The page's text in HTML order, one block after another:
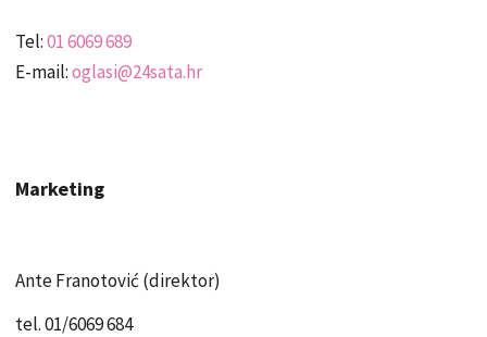
Tel:01 6069 689
E-mail:oglasi@24sata.hr
Marketing
Ante Franotović (direktor)
tel. 01/6069 684